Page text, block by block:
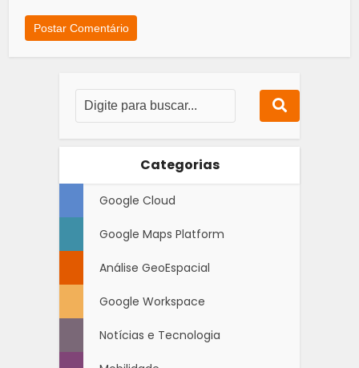
Categorias
Google Cloud
Google Maps Platform
Análise GeoEspacial
Google Workspace
Notícias e Tecnologia